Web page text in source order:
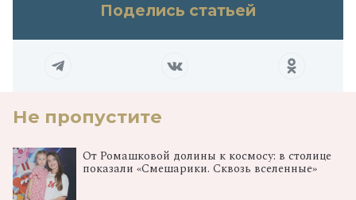
Поделись статьей
Не пропустите
От Ромашковой долины к космосу: в столице
показали «Смешарики. Сквозь вселенные»